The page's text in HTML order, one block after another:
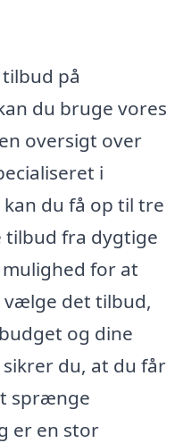
på
du bruge vores
oversigt over
i
du få op til tre
fra dygtige
for at
vælge det tilbud,
og dine
du, at du får
sprænge
er en stor